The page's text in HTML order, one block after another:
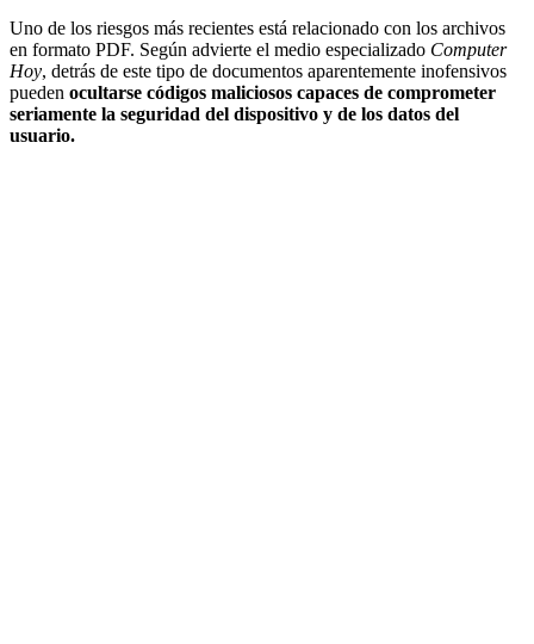
Uno de los riesgos más recientes está relacionado con los archivos
en formato PDF. Según advierte el medio especializado Computer
Hoy, detrás de este tipo de documentos aparentemente inofensivos
pueden ocultarse códigos maliciosos capaces de comprometer
seriamente la seguridad del dispositivo y de los datos del
usuario.